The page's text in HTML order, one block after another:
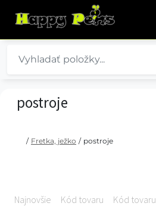
postroje
/ Fretka, ježko / postroje
Najnovšie Kód tovaru Kód tovaru